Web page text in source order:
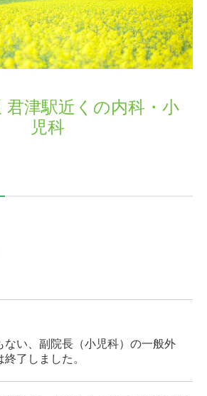
君津駅近くの内科・小
児科
い、 副院長（小児科）の一般外
了しました。